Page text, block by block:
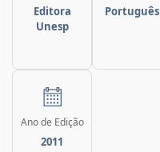
Editora
Unesp
Português
Ano de Edição
2011